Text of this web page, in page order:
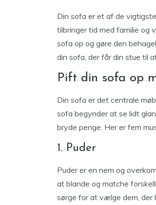
Din sofa er et af de
tilbringer tid med familie og
sofa op og gøre den
din sofa, der får din stue til
Pift din sofa op
Din sofa er det centrale
sofa begynder at se lidt
bryde penge. Her er fem
1. Puder
Puder er en nem og
at blande og matche
sørge for at vælge dem, der